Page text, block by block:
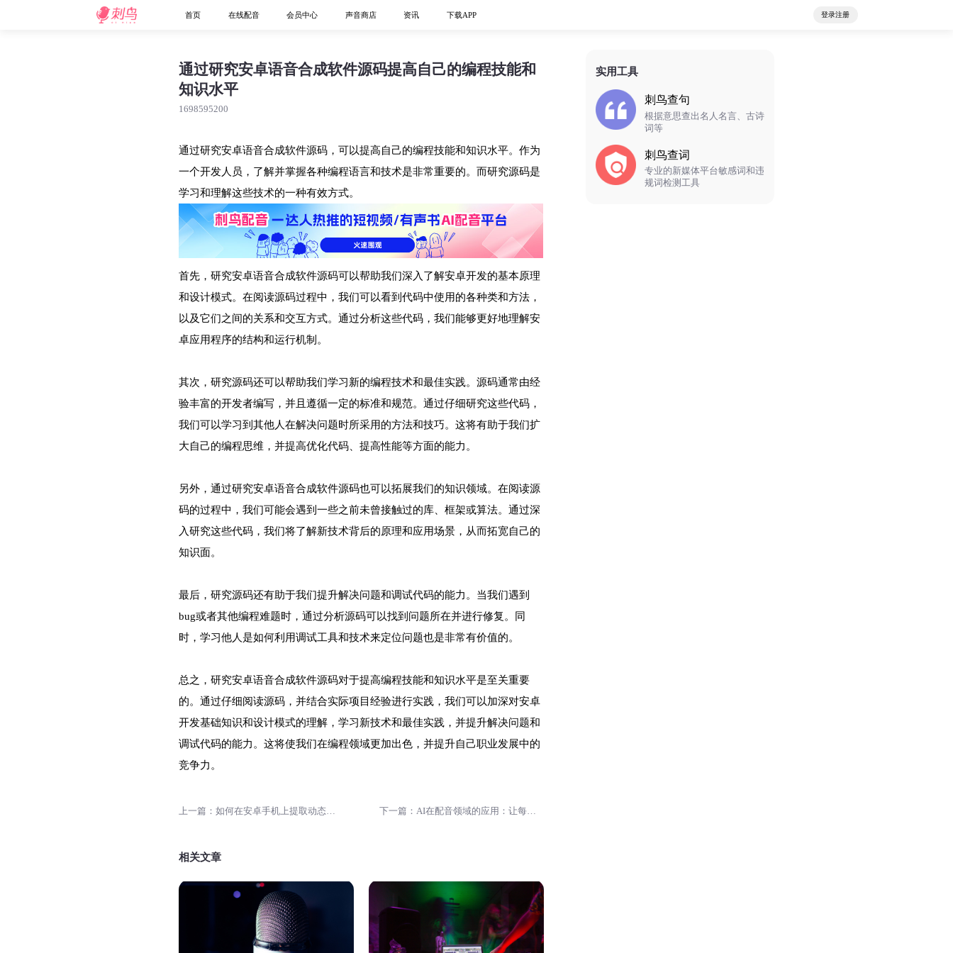
首页 在线配音 会员中心 声音商店 资讯 下载APP 登录注册
通过研究安卓语音合成软件源码提高自己的编程技能和
知识水平
1698595200
通过研究安卓语音合成软件源码，可以提高自己的编程技能和知识水平。作为
一个开发人员，了解并掌握各种编程语言和技术是非常重要的。而研究源码是
学习和理解这些技术的一种有效方式。
首先，研究安卓语音合成软件源码可以帮助我们深入了解安卓开发的基本原理
和设计模式。在阅读源码过程中，我们可以看到代码中使用的各种类和方法，
以及它们之间的关系和交互方式。通过分析这些代码，我们能够更好地理解安
卓应用程序的结构和运行机制。
其次，研究源码还可以帮助我们学习新的编程技术和最佳实践。源码通常由经
验丰富的开发者编写，并且遵循一定的标准和规范。通过仔细研究这些代码，
我们可以学习到其他人在解决问题时所采用的方法和技巧。这将有助于我们扩
大自己的编程思维，并提高优化代码、提高性能等方面的能力。
另外，通过研究安卓语音合成软件源码也可以拓展我们的知识领域。在阅读源
码的过程中，我们可能会遇到一些之前未曾接触过的库、框架或算法。通过深
入研究这些代码，我们将了解新技术背后的原理和应用场景，从而拓宽自己的
知识面。
最后，研究源码还有助于我们提升解决问题和调试代码的能力。当我们遇到
bug或者其他编程难题时，通过分析源码可以找到问题所在并进行修复。同
时，学习他人是如何利用调试工具和技术来定位问题也是非常有价值的。
总之，研究安卓语音合成软件源码对于提高编程技能和知识水平是至关重要
的。通过仔细阅读源码，并结合实际项目经验进行实践，我们可以加深对安卓
开发基础知识和设计模式的理解，学习新技术和最佳实践，并提升解决问题和
调试代码的能力。这将使我们在编程领域更加出色，并提升自己职业发展中的
竞争力。
上一篇：如何在安卓手机上提取动态壁纸？ 下一篇：AI在配音领域的应用：让每位大咖都能发声
相关文章
实用工具
刺鸟查句
根据意思查出名人名言、古诗
词等
刺鸟查词
专业的新媒体平台敏感词和违
规词检测工具